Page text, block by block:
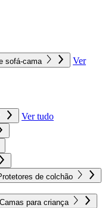
sofá-cama
Ver
Ver tudo
de colchão
Camas para criança